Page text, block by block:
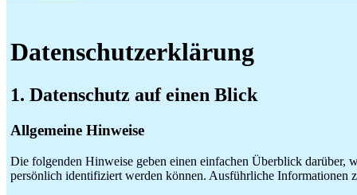
Datenschutz­erklärung
1. Datenschutz auf einen Blick
Allgemeine Hinweise
Die folgenden Hinweise geben einen einfachen Überblick darüber,
persönlich identifiziert werden können. Ausführliche Informationen